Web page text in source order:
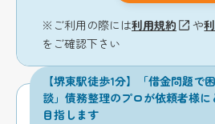
※ご利用の際には利用規約 や
をご確認下さい
【堺東駅徒歩1分】「借金問題で
談」債務整理のプロが依頼者様
目指します